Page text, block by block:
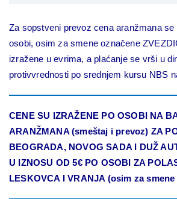
Za sopstveni prevoz cena aranžmana se
osobi, osim za smene označene
izražene u evrima, a plaćanje se vrši u
protivvrednosti po srednjem kursu NBS
CENE SU IZRAŽENE PO OSOBI NA
ARANŽMANA (smeštaj i prevoz) ZA
BEOGRADA, NOVOG SADA I DUŽ
U IZNOSU OD 5€ PO OSOBI ZA
LESKOVCA I VRANJA (osim za